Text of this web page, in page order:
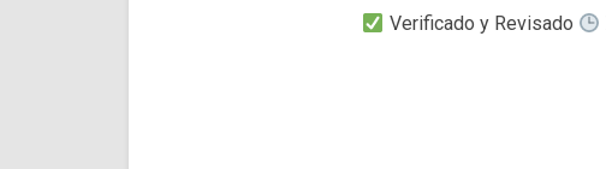
Verificado y Revisado